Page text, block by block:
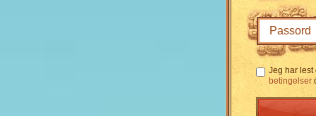
Jeg har
betingelser